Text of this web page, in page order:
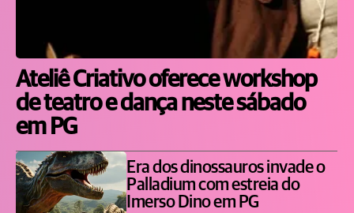
Ateliê Criativo oferece workshop
de teatro e dança neste sábado
em PG
Era dos dinossauros invade o
Palladium com estreia do
Imerso Dino em PG